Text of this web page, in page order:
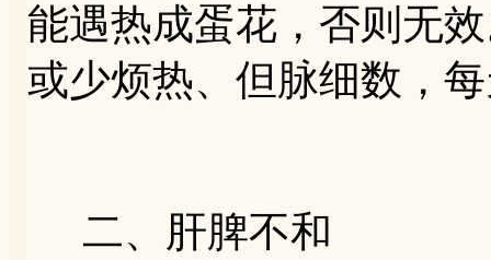
能遇热成蛋花，否则无
或少烦热、但脉细数，
二、肝脾不和